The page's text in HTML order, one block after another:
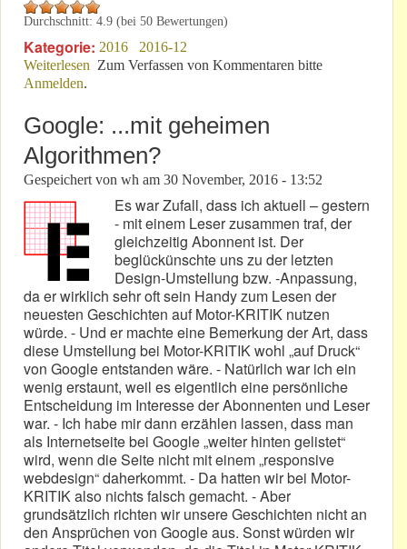
Durchschnitt: 4.9 (bei 50 Bewertungen)
Kategorie: 2016
2016-12
Weiterlesen über Der neue F1-Weltmeister tritt zurück!
Zum Verfassen von Kommentaren bitte
Anmelden.
Google: ...mit geheimen
Algorithmen?
Gespeichert von wh am 30 November, 2016 - 13:52
Es war Zufall, dass ich aktuell – gestern
- mit einem Leser zusammen traf, der
gleichzeitig Abonnent ist. Der
beglückünschte uns zu der letzten
Design-Umstellung bzw. -Anpassung,
da er wirklich sehr oft sein Handy zum Lesen der
neuesten Geschichten auf Motor-KRITIK nutzen
würde. - Und er machte eine Bemerkung der Art, dass
diese Umstellung bei Motor-KRITIK wohl „auf Druck“
von Google entstanden wäre. - Natürlich war ich ein
wenig erstaunt, weil es eigentlich eine persönliche
Entscheidung im Interesse der Abonnenten und Leser
war. - Ich habe mir dann erzählen lassen, dass man
als Internetseite bei Google „weiter hinten gelistet“
wird, wenn die Seite nicht mit einem „responsive
webdesign“ daherkommt. - Da hatten wir bei Motor-
KRITIK also nichts falsch gemacht. - Aber
grundsätzlich richten wir unsere Geschichten nicht an
den Ansprüchen von Google aus. Sonst würden wir